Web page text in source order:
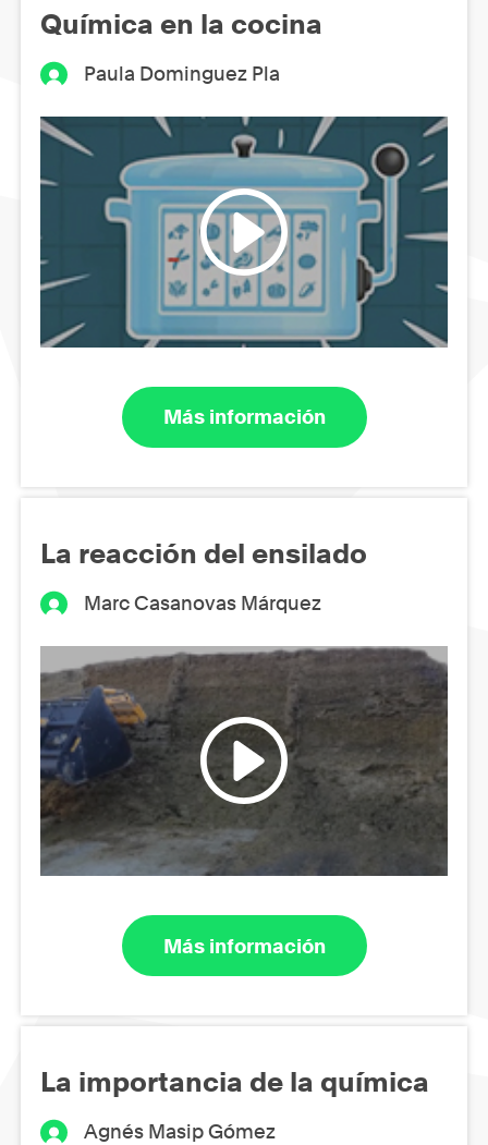
Química en la cocina
Paula Dominguez Pla
Más información
La reacción del ensilado
Marc Casanovas Márquez
Más información
La importancia de la química
Agnés Masip Gómez